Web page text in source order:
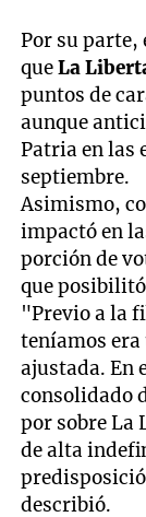
Por su parte,
queLa
puntos de
aunque
Patria en las
septiembre.
Asimismo,
impactó en
porción de
que
"Previo a la
teníamos
ajustada. En
consolidado
por sobre La
de alta
describió.